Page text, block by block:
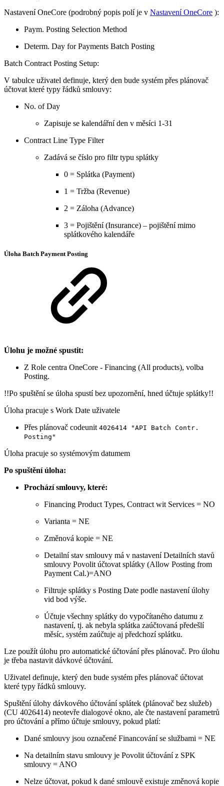
Nastavení OneCore (podrobný popis polí je v Nastavení OneCore ):
Paym. Posting Selection Method
Determ. Day for Payments Batch Posting
Batch Contract Posting Setup:
V tabulce uživatel definuje, který den bude systém přes plánovač
účtovat které typy řádků smlouvy:
No. of Day
Zapisuje se kalendářní den v měsíci 1-31
Contract Line Type Filter
Zadává se číslo pro filtr typu splátky
0 = Splátka (Payment)
1 = Tržba (Revenue)
2 = Záloha (Advance)
3 = Pojištění (Insurance) – pojištění mimo
splátkového kalendáře
Úloha Batch Payment Posting
Úlohu je možné spustit:
Z Role centra OneCore - Financing (All products), volba
Posting.
!!Po spuštění se úloha spustí bez upozornění, hned účtuje splátky!!
Úloha pracuje s Work Date uživatele
Přes plánovač codeunit 4026414 "API Batch Contr.
Posting"
Úloha pracuje so systémovým datumem
Po spuštění úloha:
Prochází smlouvy, které:
Financing Product Types, Contract wit Services = NO
Varianta = NE
Změnová kopie = NE
Detailní stav smlouvy má v nastavení Detailních stavů
smlouvy Povolit účtovat splátky (Allow Posting from
Payment Cal.)=ANO
Filtruje splátky s Posting Date podle nastavení úlohy
vid bod výše.
Účtuje všechny splátky do vypočítaného datumu z
nastavení, tj. ak nebyla splátka zaúčtovaná předešlí
měsíc, systém zaúčtuje aj předchozí splátku.
Lze použít úlohu pro automatické účtování přes plánovač. Pro úlohu
je třeba nastavit dávkové účtování.
Uživatel definuje, který den bude systém přes plánovač účtovat
které typy řádků smlouvy.
Spuštění úlohy dávkového účtování splátek (plánovač bez služeb)
(CU 4026414) neotevře dialogové okno, ale čte nastavení parametrů
pro účtování a přímo účtuje smlouvy, pokud platí:
Dané smlouvy jsou označené Financování se službami = NE
Na detailním stavu smlouvy je Povolit účtování z SPK
smlouvy = ANO
Nelze účtovat, pokud k dané smlouvě existuje změnová kopie